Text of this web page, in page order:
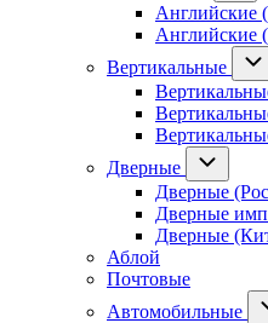
Английские
Английские
Вертикальные
Дверные
Дверные
Дверные
Дверные
Аблой
Почтовые
Автомобильные